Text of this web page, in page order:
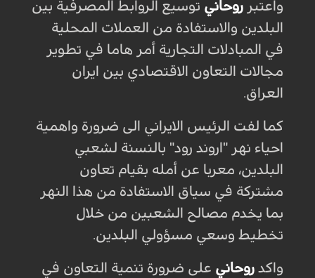
واعتبر روحاني توسيع الروابط المصرفية بين
البلدين والاستفادة من العملات المحلية
في المبادلات التجارية أمر هاما في تطوير
مجالات التعاون الاقتصادي بين ايران
العراق.
كما لفت الرئيس الايراني الى ضرورة واهمية
احياء نهر "اروند رود" بالنسنة لشعبي
البلدين، معربا عن أمله بقيام تعاون
مشتركة في سياق الاستفادة من هذا النهر
بما يخدم مصالح الشعبين من خلال
تخطيط وسعي مسؤولي البلدين.
واكد روحاني على ضرورة تنمية التعاون في